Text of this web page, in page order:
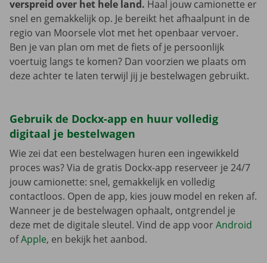
verspreid over het hele land. Haal jouw camionette er
snel en gemakkelijk op. Je bereikt het afhaalpunt in de
regio van Moorsele vlot met het openbaar vervoer.
Ben je van plan om met de fiets of je persoonlijk
voertuig langs te komen? Dan voorzien we plaats om
deze achter te laten terwijl jij je bestelwagen gebruikt.
Gebruik de Dockx-app en huur volledig
digitaal je bestelwagen
Wie zei dat een bestelwagen huren een ingewikkeld
proces was? Via de gratis Dockx-app reserveer je 24/7
jouw camionette: snel, gemakkelijk en volledig
contactloos. Open de app, kies jouw model en reken af.
Wanneer je de bestelwagen ophaalt, ontgrendel je
deze met de digitale sleutel. Vind de app voorAndroid
ofApple, en bekijk het aanbod.